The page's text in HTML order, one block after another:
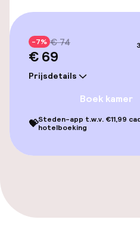
-7% € 74
€ 69
Prijsdetails
Boek kamer
💝Steden-app t.w.v. €11,99
hotelboeking